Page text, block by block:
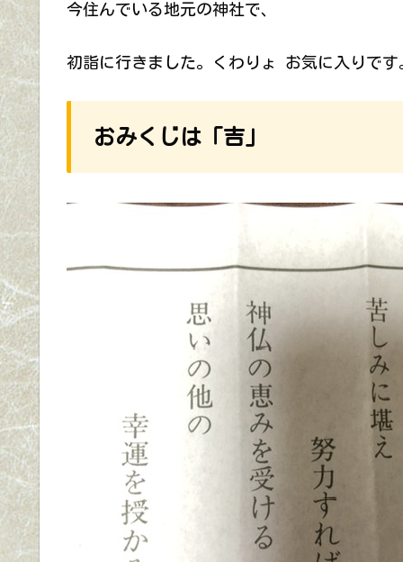
今住んでいる地元の神社で、
初詣に行きました。くわりょ お気に入りです
おみくじは「吉」